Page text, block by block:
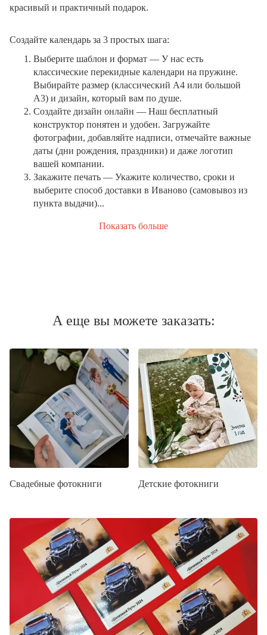
красивый и практичный подарок.
Создайте календарь за 3 простых шага:
Выберите шаблон и формат — У нас есть
классические перекидные календари на пружине.
Выбирайте размер (классический A4 или большой
A3) и дизайн, который вам по душе.
Создайте дизайн онлайн — Наш бесплатный
конструктор понятен и удобен. Загружайте
фотографии, добавляйте надписи, отмечайте важные
даты (дни рождения, праздники) и даже логотип
вашей компании.
Закажите печать — Укажите количество, сроки и
выберите способ доставки в Иваново (самовывоз из
пункта выдачи)...
Показать больше
А еще вы можете заказать:
Свадебные фотокниги Детские фотокниги